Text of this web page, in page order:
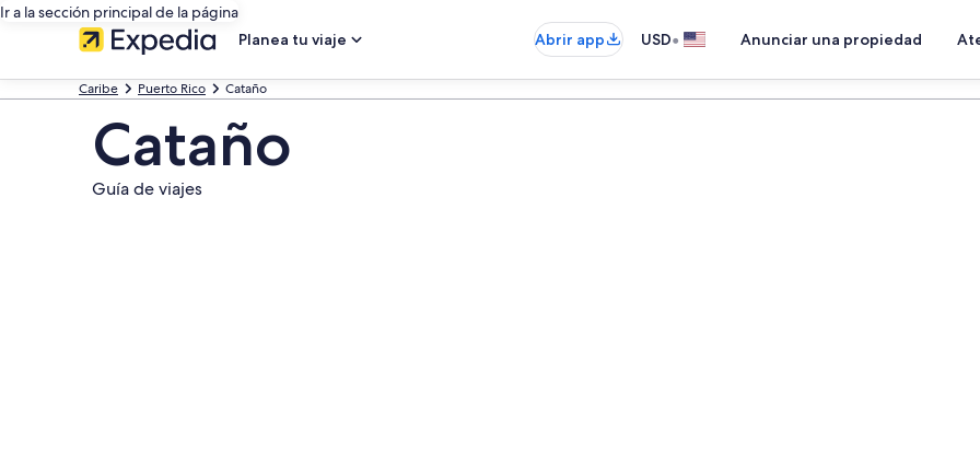
Ir a la sección principal de la página
Planea tu viaje
Abrir app USD• Anunciar una propiedad
Caribe Puerto Rico Cataño
Cataño
Guía de viajes